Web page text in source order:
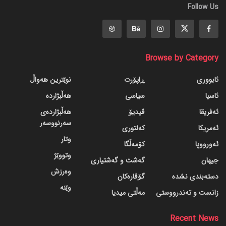
Follow Us
Browse by Category
ئابووری
ئاسیا
ئەفریقا
ئەمریکا
ئەورووپا
جیهان
دسته‌بندی نشده
زانست و تەندرووستی
ڕاپۆرت
سیاسی
ڤیدیۆ
کەلتوری
کۆمەڵگا
گه‌شت و گه‌شتیاری
گۆڤاره‌کان
مەڵتی میدیا
نوێترین هەواڵ
هەڵبژاردە
هەڵبژاردەی
سەرنووسەر
وتار
وتووێژ
وەرزش
وێنە
Recent News